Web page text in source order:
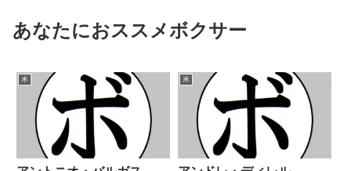
あなたにおススメボクサー
米 米